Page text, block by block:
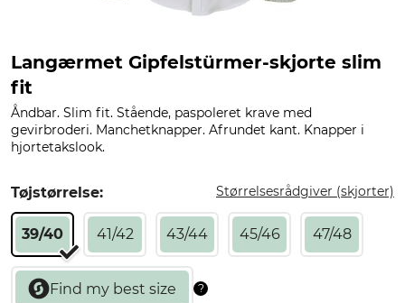
Langærmet Gipfelstürmer-skjorte slim
fit
Åndbar. Slim fit. Stående, paspoleret krave med
gevirbroderi. Manchetknapper. Afrundet kant. Knapper i
hjortetakslook.
Tøjstørrelse: Størrelsesrådgiver (skjorter)
39/40 41/42 43/44 45/46 47/48